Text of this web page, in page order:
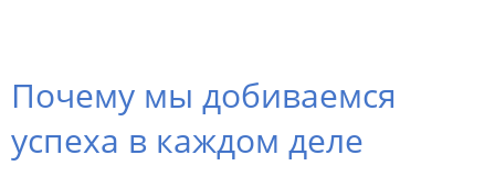
Почему мы добиваемся
успеха в каждом деле